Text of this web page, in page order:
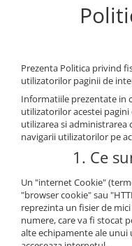
Prezenta Politica privind
utilizatorilor paginii de
Informatiile prezentate in
utilizatorilor acestei
utilizarea si
navigarii utilizatorilor pe
1. Ce
Un "internet Cookie"
"browser cookie" sau
reprezinta un fisier de
numere, care va fi stocat
alte echipamente ale